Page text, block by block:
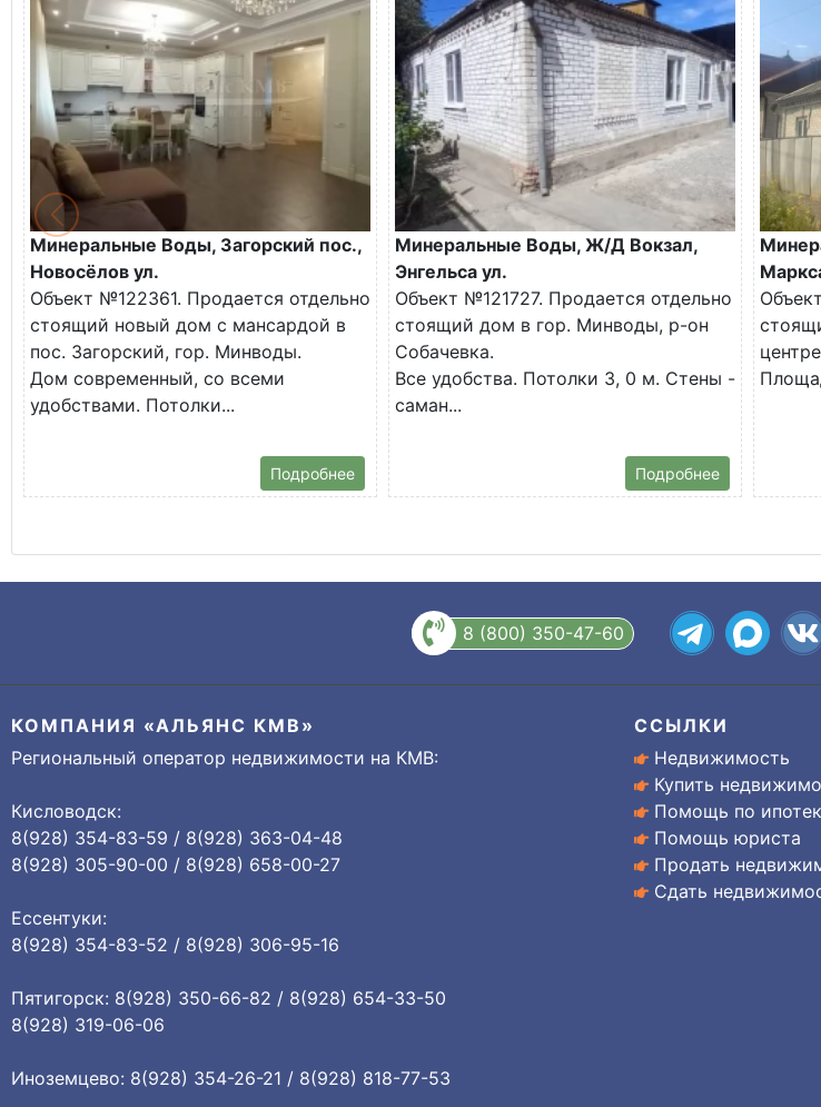
Минеральные Воды, Загорский пос.,
Новосёлов ул.
Объект №122361. Продается отдельно
стоящий новый дом с мансардой в
пос. Загорский, гор. Минводы.
Дом современный, со всеми
удобствами. Потолки...
Подробнее
Минеральные Воды, Ж/Д Вокзал,
Энгельса ул.
Объект №121727. Продается отдельно
стоящий дом в гор. Минводы, р-он
Собачевка.
Все удобства. Потолки 3, 0 м. Стены -
саман...
Подробнее
8 (800) 350-47-60
КОМПАНИЯ «АЛЬЯНС КМВ»
Региональный оператор недвижимости на КМВ:
Кисловодск:
8(928) 354-83-59 / 8(928) 363-04-48
8(928) 305-90-00 / 8(928) 658-00-27
Ессентуки:
8(928) 354-83-52 / 8(928) 306-95-16
Пятигорск: 8(928) 350-66-82 / 8(928) 654-33-50
8(928) 319-06-06
Иноземцево: 8(928) 354-26-21 / 8(928) 818-77-53
ССЫЛКИ
Недвижимость
Купить
Помощь по
Помощь юриста
Продать
Сдать